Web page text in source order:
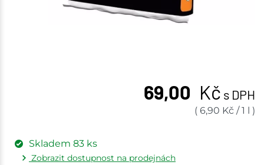
69,00 Kč s DPH
( 6,90 Kč /1 l )
Skladem 83 ks
Zobrazit dostupnost na prodejnách